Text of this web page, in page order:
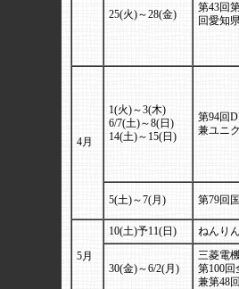
25(火)～28(金)
第43回
回愛知
4月
1(火)～3(木)
6/7(土)～8(日)
14(土)～15(日)
第94回
兼ユニ
5(土)～7(月) 第79回
5月
10(土)予11(日) ねんり
30(金)～6/2(月)
三菱電
第100
兼第48